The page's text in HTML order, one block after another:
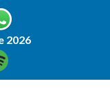
2026